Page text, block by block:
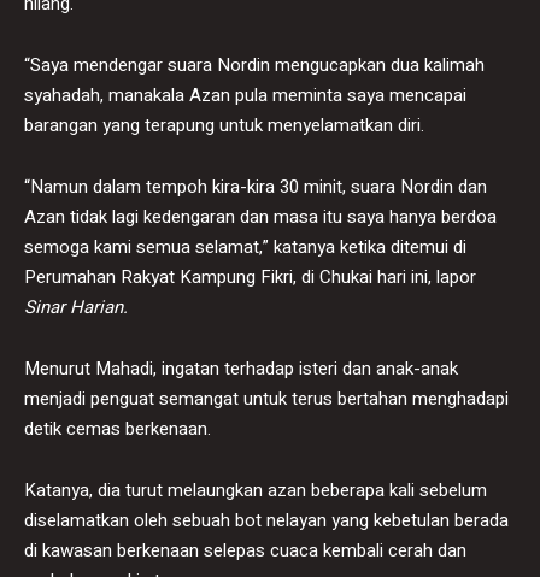
“Saya mendengar suara Nordin mengucapkan dua kalimah
syahadah, manakala Azan pula meminta saya mencapai
barangan yang terapung untuk menyelamatkan diri.
“Namun dalam tempoh kira-kira 30 minit, suara Nordin dan
Azan tidak lagi kedengaran dan masa itu saya hanya berdoa
semoga kami semua selamat,” katanya ketika ditemui di
Perumahan Rakyat Kampung Fikri, di Chukai hari ini, lapor
Sinar Harian.
Menurut Mahadi, ingatan terhadap isteri dan anak-anak
menjadi penguat semangat untuk terus bertahan menghadapi
detik cemas berkenaan.
Katanya, dia turut melaungkan azan beberapa kali sebelum
diselamatkan oleh sebuah bot nelayan yang kebetulan berada
di kawasan berkenaan selepas cuaca kembali cerah dan